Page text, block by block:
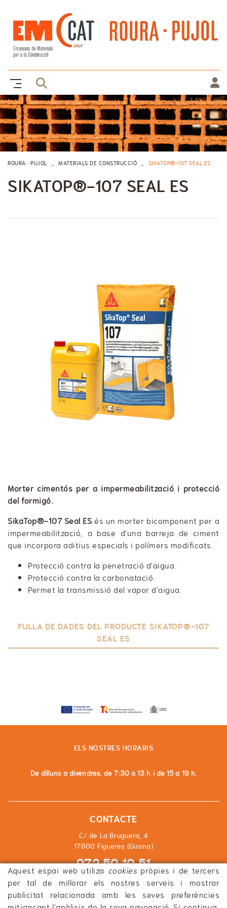
ROURA · PUJOL MATERIALS DE CONSTRUCCIÓ SIKATOP®-107 SEAL ES
SIKATOP®-107 SEAL ES
Morter cimentós per a impermeabilització i protecció
del formigó.
SikaTop®-107 Seal ESés un morter bicomponent per a
impermeabilització, a base d'una barreja de ciment
que incorpora aditius especials i polímers modificats.
Protecció contra la penetració d'aigua.
Protecció contra la carbonatació.
Permet la transmissió del vapor d'aigua.
FULLA DE DADES DEL PRODUCTE SIKATOP®-107
SEAL ES
ELS NOSTRES HORARIS
De dilluns a divendres, de 7:30 a 13 h i de 15 a 19 h.
CONTACTE
C/ de La Bruguera, 4
17600 Figueres (Girona)
972 50 10 51
info@rourapujol.com
Aquest espai web utiliza cookies pròpies i de tercers
per tal de millorar els nostres serveis i mostrar
publicitat relacionada amb les seves preferències